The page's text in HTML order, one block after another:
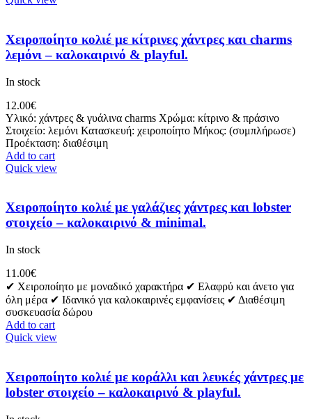
Χειροποίητο κολιέ με κίτρινες χάντρες και charms
λεμόνι – καλοκαιρινό & playful.
In stock
12.00€
Υλικό: χάντρες & γυάλινα charms Χρώμα: κίτρινο & πράσινο
Στοιχείο: λεμόνι Κατασκευή: χειροποίητο Μήκος: (συμπλήρωσε)
Προέκταση: διαθέσιμη
Add to cart
Quick view
Χειροποίητο κολιέ με γαλάζιες χάντρες και lobster
στοιχείο – καλοκαιρινό & minimal.
In stock
11.00€
✔ Χειροποίητο με μοναδικό χαρακτήρα ✔ Ελαφρύ και άνετο για
όλη μέρα ✔ Ιδανικό για καλοκαιρινές εμφανίσεις ✔ Διαθέσιμη
συσκευασία δώρου
Add to cart
Quick view
Χειροποίητο κολιέ με κοράλλι και λευκές χάντρες με
lobster στοιχείο – καλοκαιρινό & playful.